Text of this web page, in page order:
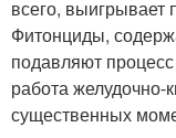
всего, выигрывает
Фитонциды,
подавляют процесс
работа желудочно-
существенных